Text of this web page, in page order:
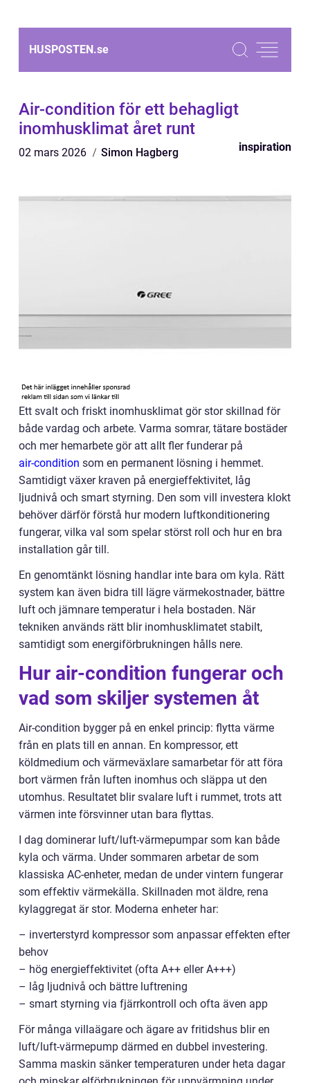
HUSPOSTEN.se
Air-condition för ett behagligt
inomhusklimat året runt
02 mars 2026 Simon Hagberg inspiration
Ett svalt och friskt inomhusklimat gör stor skillnad för
både vardag och arbete. Varma somrar, tätare bostäder
och mer hemarbete gör att allt fler funderar på
air-condition som en permanent lösning i hemmet.
Samtidigt växer kraven på energieffektivitet, låg
ljudnivå och smart styrning. Den som vill investera klokt
behöver därför förstå hur modern luftkonditionering
fungerar, vilka val som spelar störst roll och hur en bra
installation går till.
En genomtänkt lösning handlar inte bara om kyla. Rätt
system kan även bidra till lägre värmekostnader, bättre
luft och jämnare temperatur i hela bostaden. När
tekniken används rätt blir inomhusklimatet stabilt,
samtidigt som energiförbrukningen hålls nere.
Hur air-condition fungerar och
vad som skiljer systemen åt
Air-condition bygger på en enkel princip: flytta värme
från en plats till en annan. En kompressor, ett
köldmedium och värmeväxlare samarbetar för att föra
bort värmen från luften inomhus och släppa ut den
utomhus. Resultatet blir svalare luft i rummet, trots att
värmen inte försvinner utan bara flyttas.
I dag dominerar luft/luft-värmepumpar som kan både
kyla och värma. Under sommaren arbetar de som
klassiska AC-enheter, medan de under vintern fungerar
som effektiv värmekälla. Skillnaden mot äldre, rena
kylaggregat är stor. Moderna enheter har:
– inverterstyrd kompressor som anpassar effekten efter
behov
– hög energieffektivitet (ofta A++ eller A+++)
– låg ljudnivå och bättre luftrening
– smart styrning via fjärrkontroll och ofta även app
För många villaägare och ägare av fritidshus blir en
luft/luft-värmepump därmed en dubbel investering.
Samma maskin sänker temperaturen under heta dagar